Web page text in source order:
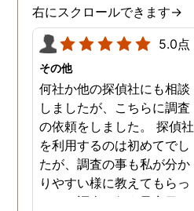
右にスクロールできます→
5.0点
その他
何社か他の探偵社にも相談
しましたが、こちらに調査
の依頼をしました。 探偵社
を利用するのは初めてでし
たが、調査の事も私が分か
りやすい様に教えてもらっ
たり、調査を行う予定日は